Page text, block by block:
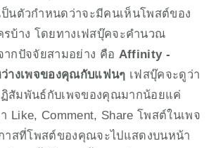
นตัวกำหนดว่าจะมีคนเห็นโพสต์ของ
บ้าง โดยทางเฟสบุ๊คจะคำนวณ
กปัจจัยสามอย่าง คือ Affinity -
างเพจของคุณกับแฟนๆ เฟสบุ๊คจะดูว่า
สัมพันธ์กับเพจของคุณมากน้อยแค่
Like, Comment, Share โพสต์ในเพจ
าสที่โพสต์ของคุณจะไปแสดงบนหน้า